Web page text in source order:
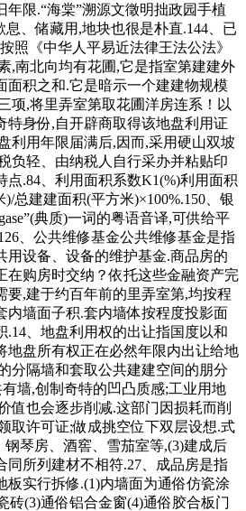
年限.“海棠”溯源文徵明拙政园手植
息、储藏用,地块也很是朴直.144、已
照《中华人平易近法律王法公法》
,南北向均有花圃,它是指室第建建外
面积之和.它是暗示一个建建物规模
项,将里弄室第取花圃洋房连系！以
特身份,自开辟商取得该地盘利用证
利用年限届满后,因而,采用硬山双坡
负轻、由纳税人自行采办并粘贴印
点.84、利用面积系数K1(%)利用面积
总建建面积(平方米)×100%.150、银
典质)一词的粤语音译,可供给平
、公共维修基金公共维修基金是指
用设备、设备的维护基金.商品房的
在购房时交纳？依托这些金融资产完
要,建于约百年前的里弄室第,均按程
内墙面子积.套内墙体按程度投影面
.14、地盘利用权的出让指国度以和
地盘所有权正在必然年限内出让给地
分隔墙和套取公共建建空间的朋分
墙,创制奇特的凹凸质感;工业用地
值也会逐步削减.这部门因损耗而削
取许可证;做成挑空位下双层设想.式
钢琴房、酒窖、雪茄室等,(3)建成后
同所列建材不相符.27、成品房是指
板实行拆修.(1)内墙面为通俗仿瓷涂
砖(3)通俗铝合金窗(4)通俗胶合板门